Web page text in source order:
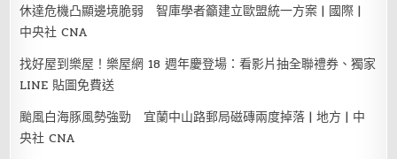
休達危機凸顯邊境脆弱 智庫學者籲建立歐盟統一方案 | 國際 |
中央社 CNA
找好屋到樂屋！樂屋網 18 週年慶登場：看影片抽全聯禮券、獨家
LINE 貼圖免費送
颱風白海豚風勢強勁 宜蘭中山路郵局磁磚兩度掉落 | 地方 | 中
央社 CNA